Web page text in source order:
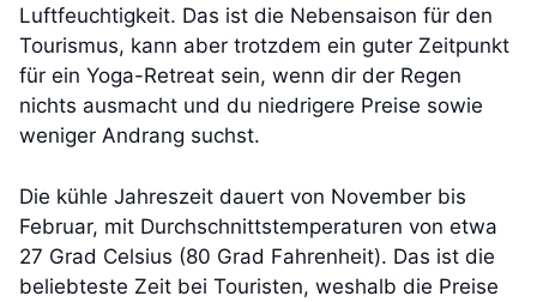
Luftfeuchtigkeit. Das ist die Nebensaison für den
Tourismus, kann aber trotzdem ein guter Zeitpunkt
für ein Yoga-Retreat sein, wenn dir der Regen
nichts ausmacht und du niedrigere Preise sowie
weniger Andrang suchst.
Die kühle Jahreszeit dauert von November bis
Februar, mit Durchschnittstemperaturen von etwa
27 Grad Celsius (80 Grad Fahrenheit). Das ist die
beliebteste Zeit bei Touristen, weshalb die Preise